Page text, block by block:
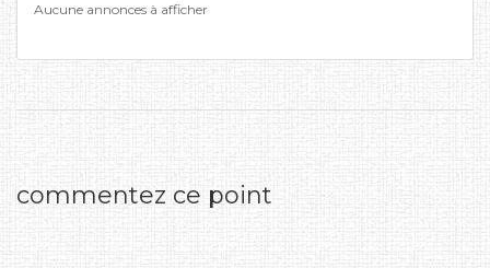
Aucune annonces à afficher
commentez ce point